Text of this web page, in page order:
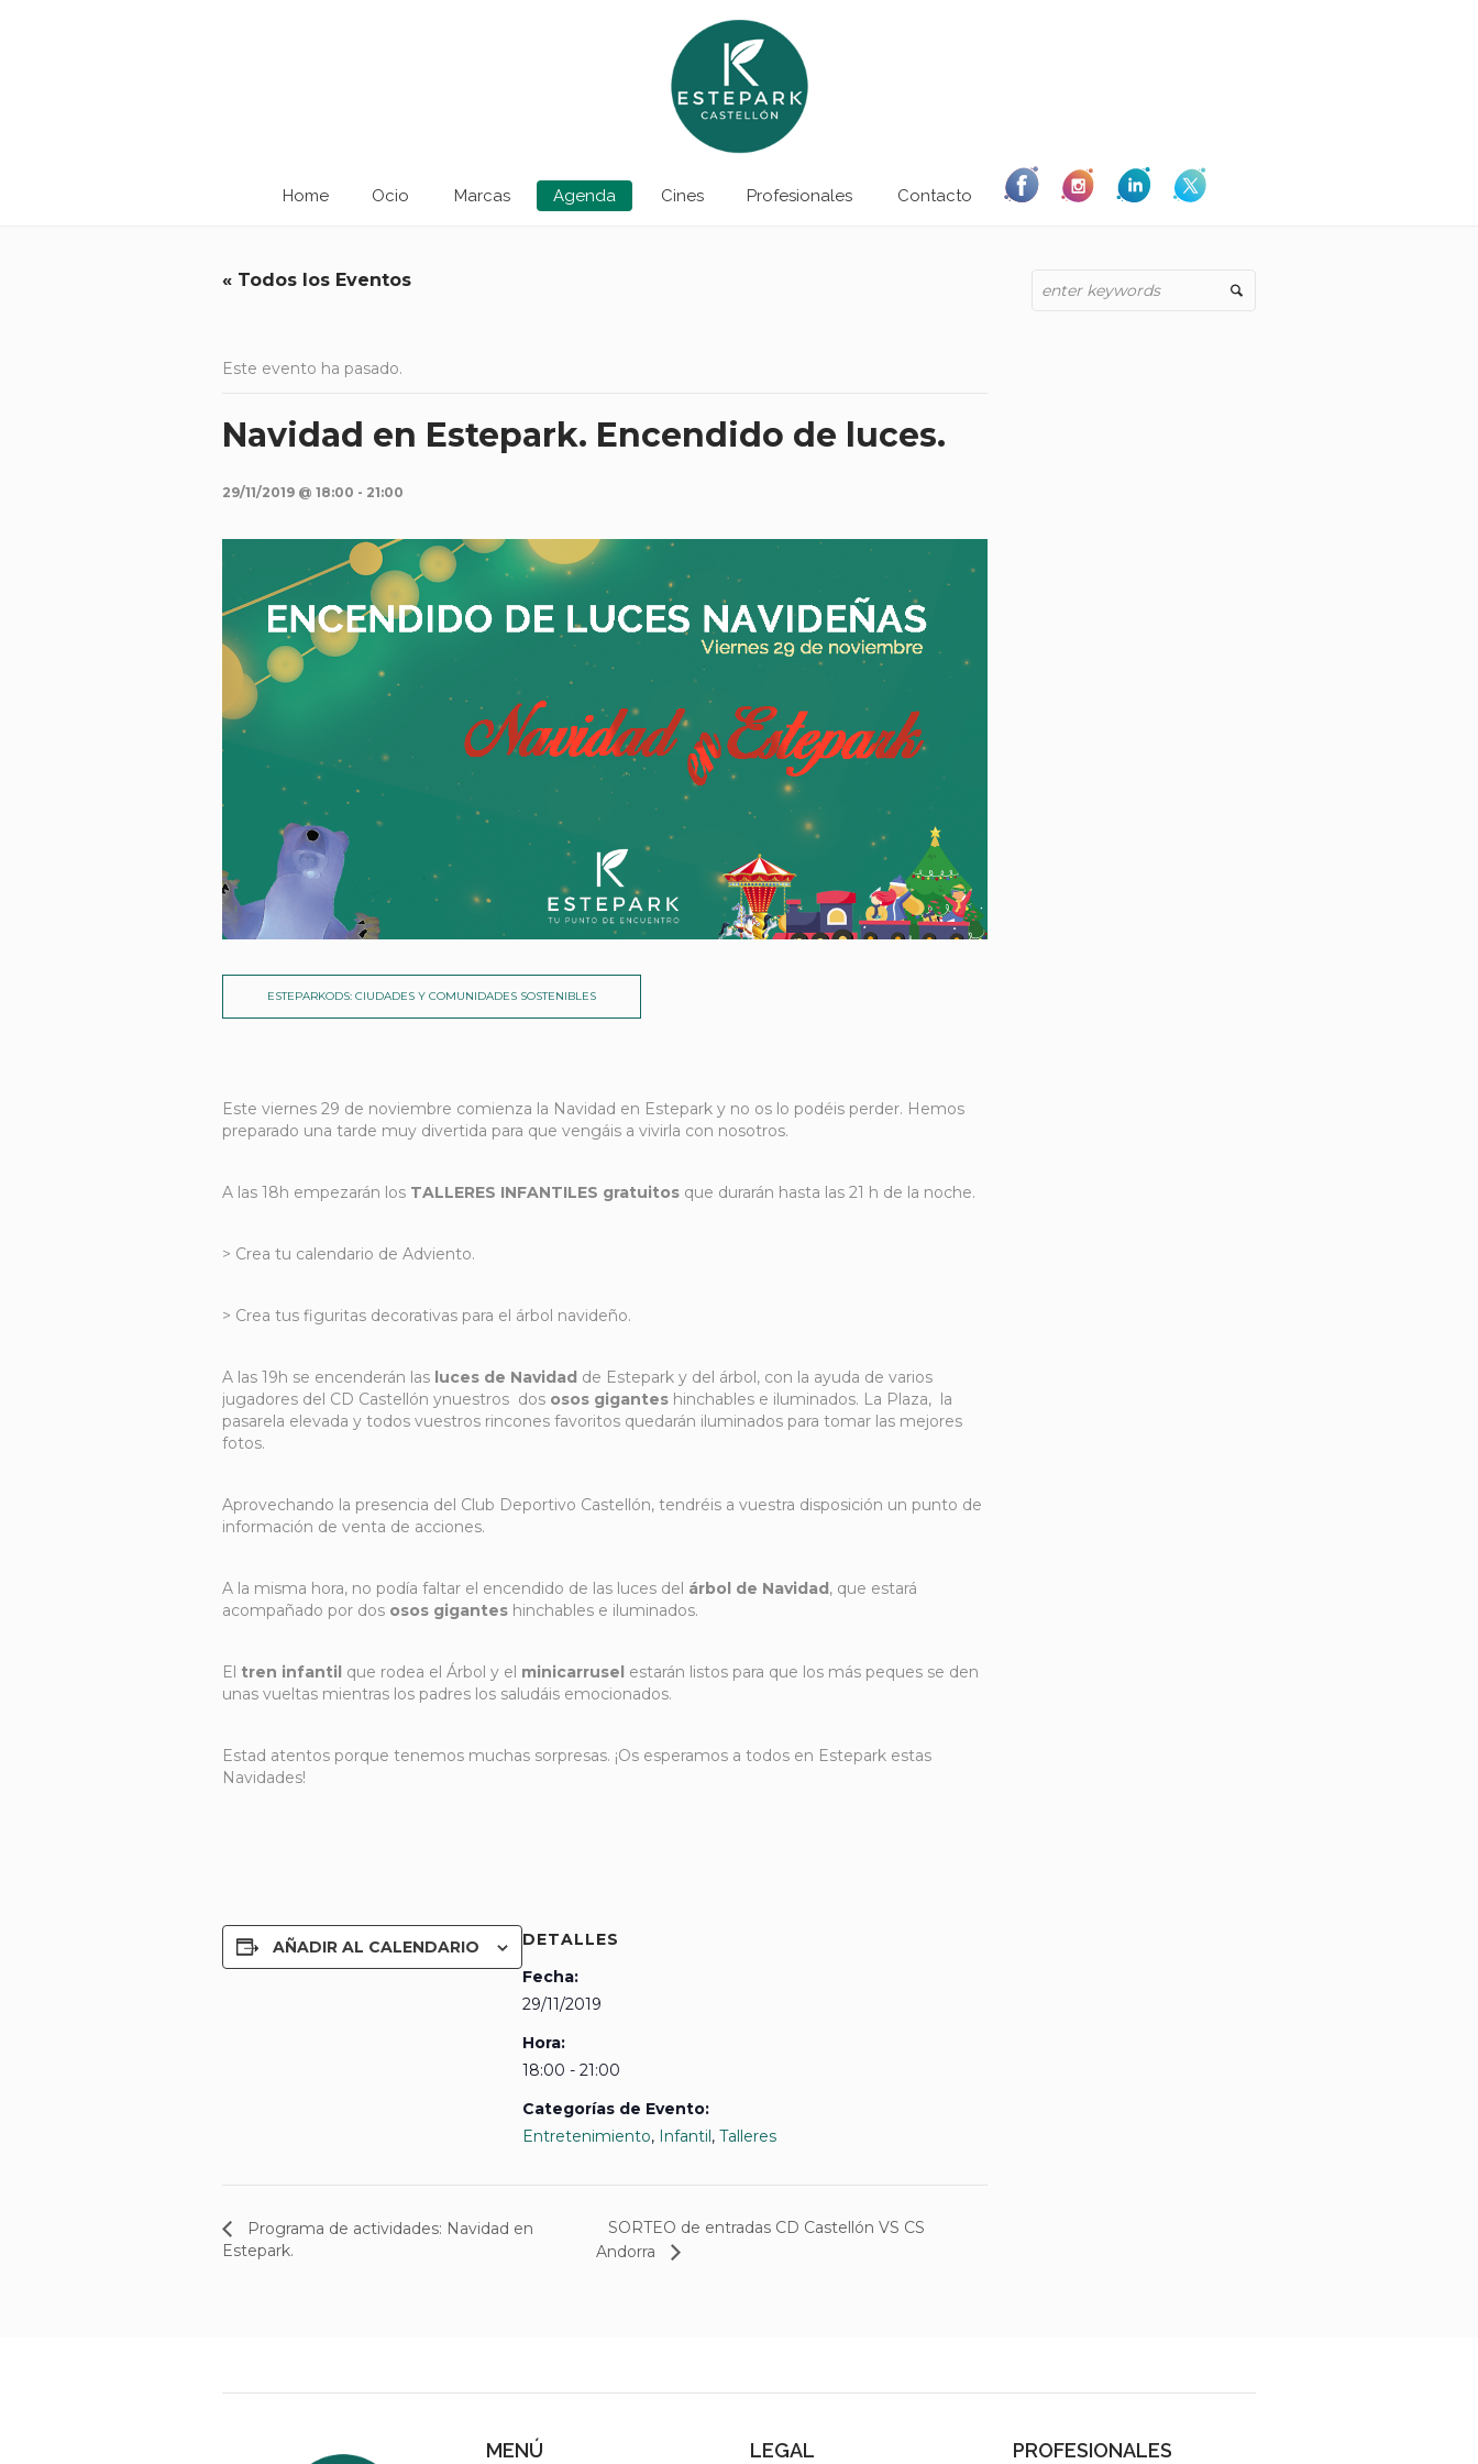
Home Ocio Marcas Agenda Cines Profesionales Contacto
« Todos los Eventos
Este evento ha pasado.
Navidad en Estepark. Encendido de luces.
29/11/2019 @ 18:00 - 21:00
ESTEPARKODS: CIUDADES Y COMUNIDADES SOSTENIBLES
Este viernes 29 de noviembre comienza la Navidad en Estepark y no os lo podéis perder. Hemos
preparado una tarde muy divertida para que vengáis a vivirla con nosotros.
A las 18h empezarán los TALLERES INFANTILES gratuitos que durarán hasta las 21 h de la noche.
> Crea tu calendario de Adviento.
> Crea tus figuritas decorativas para el árbol navideño.
A las 19h se encenderán las luces de Navidad de Estepark y del árbol, con la ayuda de varios
jugadores del CD Castellón ynuestros dos osos gigantes hinchables e iluminados. La Plaza, la
pasarela elevada y todos vuestros rincones favoritos quedarán iluminados para tomar las mejores
fotos.
Aprovechando la presencia del Club Deportivo Castellón, tendréis a vuestra disposición un punto de
información de venta de acciones.
A la misma hora, no podía faltar el encendido de las luces del árbol de Navidad, que estará
acompañado por dos osos gigantes hinchables e iluminados.
El tren infantil que rodea el Árbol y el minicarrusel estarán listos para que los más peques se den
unas vueltas mientras los padres los saludáis emocionados.
Estad atentos porque tenemos muchas sorpresas. ¡Os esperamos a todos en Estepark estas
Navidades!
AÑADIR AL CALENDARIO
DETALLES
Fecha:
29/11/2019
Hora:
18:00 - 21:00
Categorías de Evento:
Entretenimiento, Infantil, Talleres
Programa de actividades: Navidad en
Estepark.
SORTEO de entradas CD Castellón VS CS
Andorra
MENÚ LEGAL PROFESIONALES